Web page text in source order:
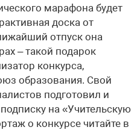
марафона будет
доска от
отпуск она
– такой подарок
конкурса,
образования. Свой
подготовил и
на «Учительскую
о конкурсе читайте в